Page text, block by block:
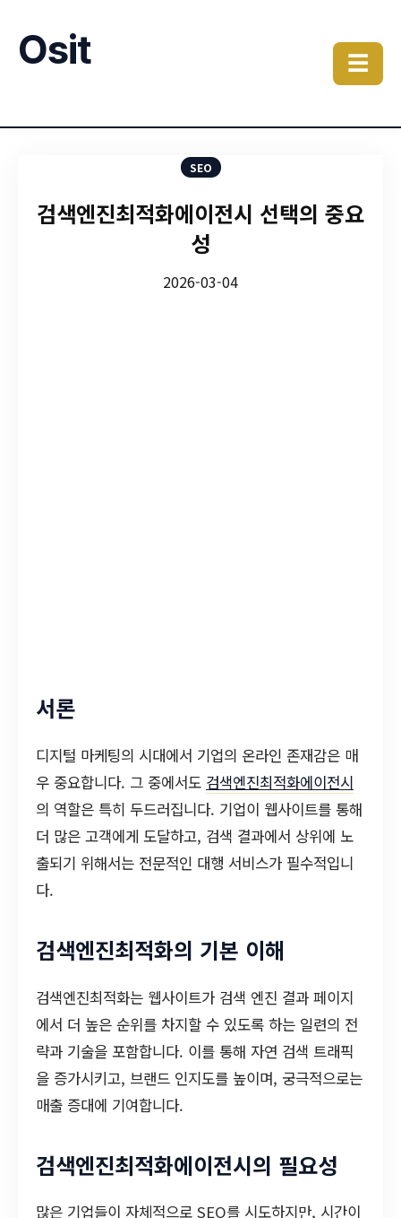
Osit ☰
SEO
검색엔진최적화에이전시 선택의 중요
성
2026-03-04
서론
디지털 마케팅의 시대에서 기업의 온라인 존재감은 매
우 중요합니다. 그 중에서도 검색엔진최적화에이전시
의 역할은 특히 두드러집니다. 기업이 웹사이트를 통해
더 많은 고객에게 도달하고, 검색 결과에서 상위에 노
출되기 위해서는 전문적인 대행 서비스가 필수적입니
다.
검색엔진최적화의 기본 이해
검색엔진최적화는 웹사이트가 검색 엔진 결과 페이지
에서 더 높은 순위를 차지할 수 있도록 하는 일련의 전
략과 기술을 포함합니다. 이를 통해 자연 검색 트래픽
을 증가시키고, 브랜드 인지도를 높이며, 궁극적으로는
매출 증대에 기여합니다.
검색엔진최적화에이전시의 필요성
많은 기업들이 자체적으로 SEO를 시도하지만, 시간이